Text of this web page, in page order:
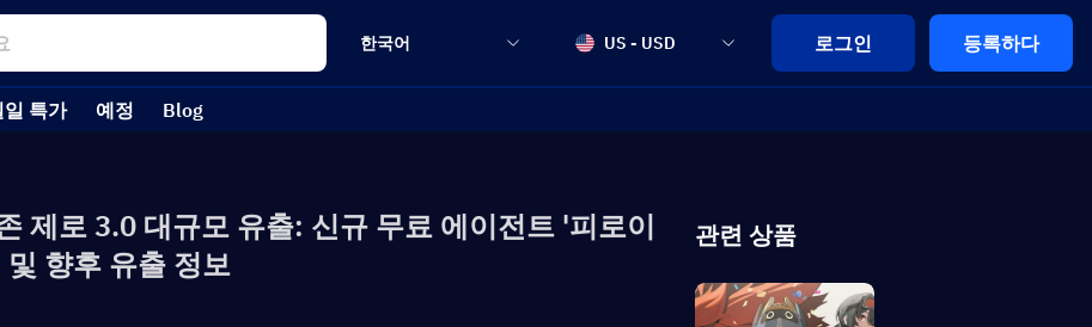
한국어 US - USD 로그인 등록하다
일 특가 예정 Blog
제로 3.0 대규모 유출: 신규 무료 에이전트 '피로이
향후 유출 정보
관련 상품